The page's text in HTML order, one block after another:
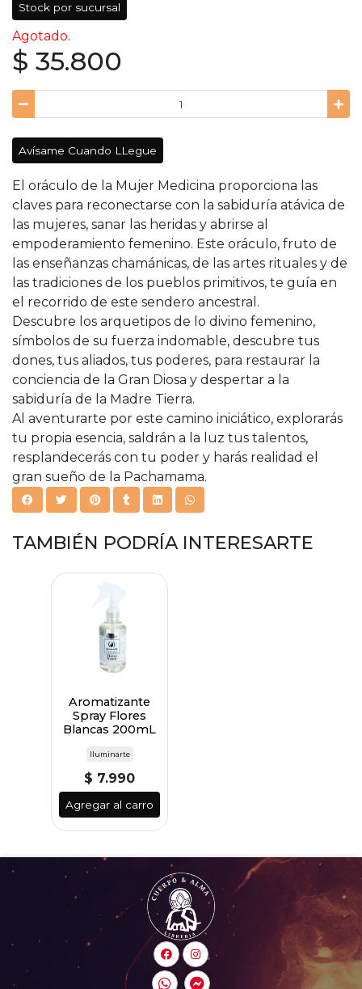
Stock por sucursal
Agotado.
$ 35.800
Avísame Cuando LLegue
El oráculo de la Mujer Medicina proporciona las
claves para reconectarse con la sabiduría atávica de
las mujeres, sanar las heridas y abrirse al
empoderamiento femenino. Este oráculo, fruto de
las enseñanzas chamánicas, de las artes rituales y de
las tradiciones de los pueblos primitivos, te guía en
el recorrido de este sendero ancestral.
Descubre los arquetipos de lo divino femenino,
símbolos de su fuerza indomable, descubre tus
dones, tus aliados, tus poderes, para restaurar la
conciencia de la Gran Diosa y despertar a la
sabiduría de la Madre Tierra.
Al aventurarte por este camino iniciático, explorarás
tu propia esencia, saldrán a la luz tus talentos,
resplandecerás con tu poder y harás realidad el
gran sueño de la Pachamama.
TAMBIÉN PODRÍA INTERESARTE
Aromatizante
Spray Flores
Blancas 200mL
Iluminarte
$ 7.990
Agregar al carro